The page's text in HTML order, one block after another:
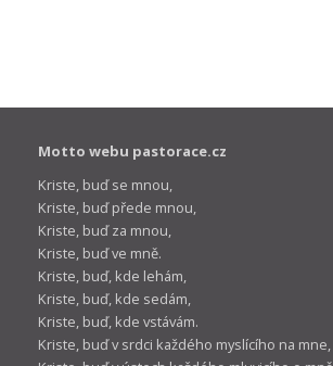
Motto webu pastorace.cz
Kriste, buď se mnou,
Kriste, buď přede mnou,
Kriste, buď za mnou,
Kriste, buď ve mně.
Kriste, buď, kde lehám,
Kriste, buď, kde sedám,
Kriste, buď, kde vstávám.
Kriste, buď v srdci každého myslícího na mne,